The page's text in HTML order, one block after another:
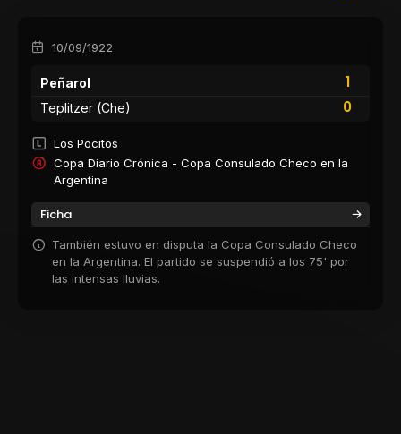
10/09/1922
Peñarol
1
0
Teplitzer (Che)
Los Pocitos
Copa Diario Crónica - Copa Consulado Checo en la
Argentina
Ficha
También estuvo en disputa la Copa Consulado Checo
en la Argentina. El partido se suspendió a los 75' por
las intensas lluvias.